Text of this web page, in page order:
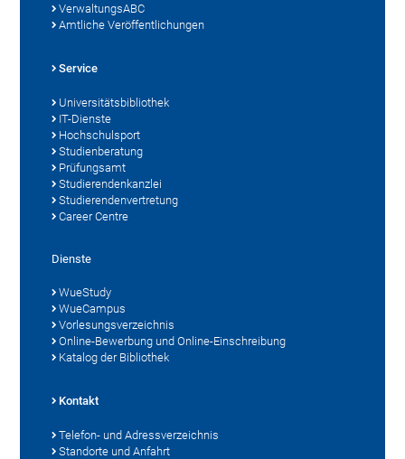
VerwaltungsABC
Amtliche Veröffentlichungen
Service
Universitätsbibliothek
IT-Dienste
Hochschulsport
Studienberatung
Prüfungsamt
Studierendenkanzlei
Studierendenvertretung
Career Centre
Dienste
WueStudy
WueCampus
Vorlesungsverzeichnis
Online-Bewerbung und Online-Einschreibung
Katalog der Bibliothek
Kontakt
Telefon- und Adressverzeichnis
Standorte und Anfahrt